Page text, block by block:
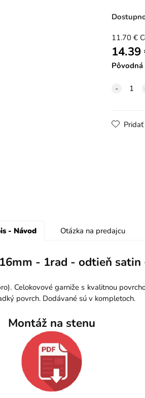
11.70€
14.39
Pôvodná
- Návod Otázka na predajcu
- 1rad - odtieň
Celokovové garniže s kvalitnou
povrch. Dodávané sú v kompletoch.
Montáž na stenu